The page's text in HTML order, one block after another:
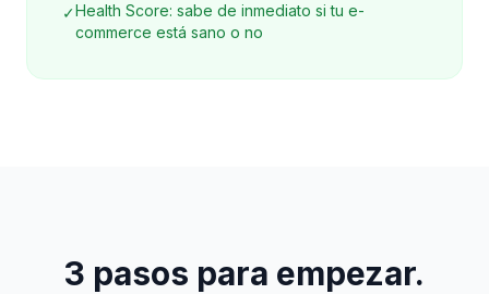
✓Health Score: sabe de inmediato si tu e-
commerce está sano o no
3 pasos para empezar.